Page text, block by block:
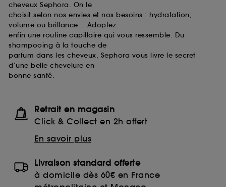
cheveux Sephora. On le
choisit selon nos envies et nos besoins : hydratation,
volume ou brillance… Adoptez
enfin une routine capillaire qui vous ressemble. Du
shampooing à la touche de
parfum dans les cheveux, Sephora vous livre le secret
d’une belle chevelure en
bonne santé.
Retrait en magasin
Click & Collect en 2h offert
En savoir plus
Livraison standard offerte
à domicile dès 60€ en France